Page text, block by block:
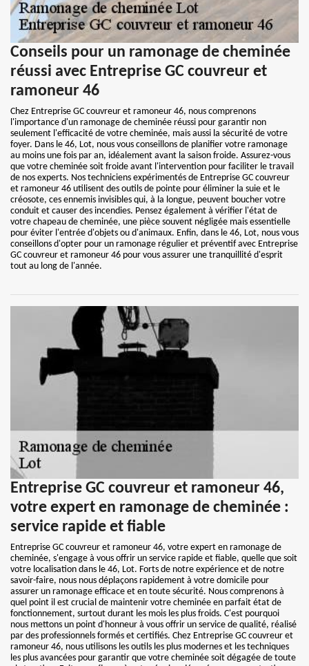
Conseils pour un ramonage de cheminée
réussi avec Entreprise GC couvreur et
ramoneur 46
Chez Entreprise GC couvreur et ramoneur 46, nous comprenons
l'importance d'un ramonage de cheminée réussi pour garantir non
seulement l'efficacité de votre cheminée, mais aussi la sécurité de votre
foyer. Dans le 46, Lot, nous vous conseillons de planifier votre ramonage
au moins une fois par an, idéalement avant la saison froide. Assurez-vous
que votre cheminée soit froide avant l'intervention pour faciliter le travail
de nos experts. Nos techniciens expérimentés de Entreprise GC couvreur
et ramoneur 46 utilisent des outils de pointe pour éliminer la suie et le
créosote, ces ennemis invisibles qui, à la longue, peuvent boucher votre
conduit et causer des incendies. Pensez également à vérifier l'état de
votre chapeau de cheminée, une pièce souvent négligée mais essentielle
pour éviter l'entrée d'objets ou d'animaux. Enfin, dans le 46, Lot, nous vous
conseillons d'opter pour un ramonage régulier et préventif avec Entreprise
GC couvreur et ramoneur 46 pour vous assurer une tranquillité d'esprit
tout au long de l'année.
Entreprise GC couvreur et ramoneur 46,
votre expert en ramonage de cheminée :
service rapide et fiable
Entreprise GC couvreur et ramoneur 46, votre expert en ramonage de
cheminée, s'engage à vous offrir un service rapide et fiable, quelle que soit
votre localisation dans le 46, Lot. Forts de notre expérience et de notre
savoir-faire, nous nous déplaçons rapidement à votre domicile pour
assurer un ramonage efficace et en toute sécurité. Nous comprenons à
quel point il est crucial de maintenir votre cheminée en parfait état de
fonctionnement, surtout durant les mois les plus froids. C'est pourquoi
nous mettons un point d'honneur à vous offrir un service de qualité, réalisé
par des professionnels formés et certifiés. Chez Entreprise GC couvreur et
ramoneur 46, nous utilisons les outils les plus modernes et les techniques
les plus avancées pour garantir que votre cheminée soit dégagée de toute